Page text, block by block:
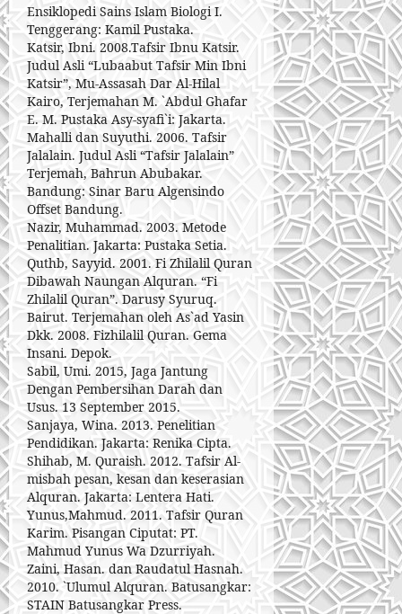
Ensiklopedi Sains Islam Biologi I.
Tenggerang: Kamil Pustaka.
Katsir, Ibni. 2008.Tafsir Ibnu Katsir.
Judul Asli “Lubaabut Tafsir Min Ibni
Katsir”, Mu-Assasah Dar Al-Hilal
Kairo, Terjemahan M. `Abdul Ghafar
E. M. Pustaka Asy-syafi`i: Jakarta.
Mahalli dan Suyuthi. 2006. Tafsir
Jalalain. Judul Asli “Tafsir Jalalain”
Terjemah, Bahrun Abubakar.
Bandung: Sinar Baru Algensindo
Offset Bandung.
Nazir, Muhammad. 2003. Metode
Penalitian. Jakarta: Pustaka Setia.
Quthb, Sayyid. 2001. Fi Zhilalil Quran
Dibawah Naungan Alquran. “Fi
Zhilalil Quran”. Darusy Syuruq.
Bairut. Terjemahan oleh As`ad Yasin
Dkk. 2008. Fizhilalil Quran. Gema
Insani. Depok.
Sabil, Umi. 2015, Jaga Jantung
Dengan Pembersihan Darah dan
Usus. 13 September 2015.
Sanjaya, Wina. 2013. Penelitian
Pendidikan. Jakarta: Renika Cipta.
Shihab, M. Quraish. 2012. Tafsir Al-
misbah pesan, kesan dan keserasian
Alquran. Jakarta: Lentera Hati.
Yunus,Mahmud. 2011. Tafsir Quran
Karim. Pisangan Ciputat: PT.
Mahmud Yunus Wa Dzurriyah.
Zaini, Hasan. dan Raudatul Hasnah.
2010. `Ulumul Alquran. Batusangkar:
STAIN Batusangkar Press.